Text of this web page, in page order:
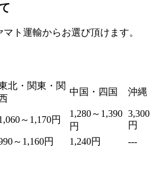
ト運輸からお選び頂けます。
北・関東・関
中国・四国 沖縄
～1,170円
1,280～1,390
円
3,300
円
～1,160円 1,240円 ---